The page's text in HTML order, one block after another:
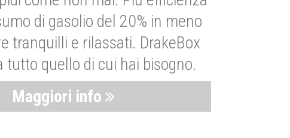
di gasolio del 20% in meno
tranquilli e rilassati. DrakeBox
tutto quello di cui hai bisogno.
Maggiori info